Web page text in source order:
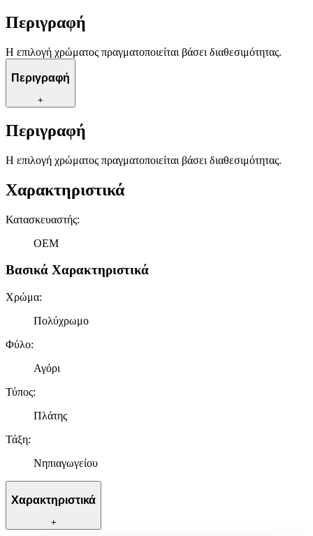
Περιγραφή
Η επιλογή χρώματος πραγματοποιείται βάσει διαθεσιμότητας.
Περιγραφή
+
Περιγραφή
Η επιλογή χρώματος πραγματοποιείται βάσει διαθεσιμότητας.
Χαρακτηριστικά
Κατασκευαστής:
OEM
Βασικά Χαρακτηριστικά
Χρώμα:
Πολύχρωμο
Φύλο:
Αγόρι
Τύπος:
Πλάτης
Τάξη:
Νηπιαγωγείου
Χαρακτηριστικά
+